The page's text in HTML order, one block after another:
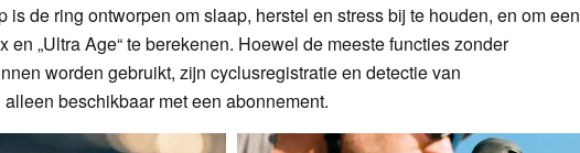
is de ring ontworpen om slaap, herstel en stress bij te houden, en om een
en „Ultra Age“ te berekenen. Hoewel de meeste functies zonder
worden gebruikt, zijn cyclusregistratie en detectie van
beschikbaar met een abonnement.